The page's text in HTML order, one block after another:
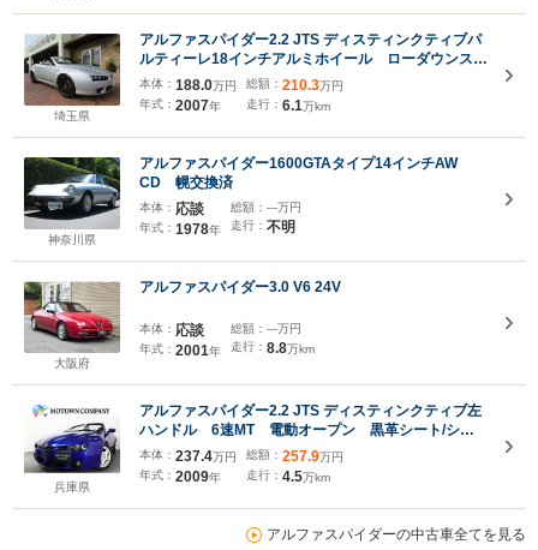
埼玉県
アルファスパイダー2.2 JTS ディスティンクティブパ
ルティーレ18インチアルミホイール ローダウンスプ
リング バックカメラ 赤革シート シートヒータ
ー パワーシート ETC
本体： 188.0万円
年式： 2007年
総額： 210.3万円
走行： 6.1万km
神奈川県
アルファスパイダー1600GTAタイプ14インチAW
CD 幌交換済
本体： 応談
年式： 1978年
総額： ---万円
走行： 不明
大阪府
アルファスパイダー3.0 V6 24V
本体： 応談
年式： 2001年
総額： ---万円
走行： 8.8万km
兵庫県
アルファスパイダー2.2 JTS ディスティンクティブ左
ハンドル 6速MT 電動オープン 黒革シート/シー
トヒーター/パワーシート カロッツェリアナビ/フル
セグ/Bluetooth クルーズコントロール HIDヘッド
ライト/フォグランプ/17インチAW
本体： 237.4万円
年式： 2009年
総額： 257.9万円
走行： 4.5万km
アルファスパイダーの中古車全てを見る